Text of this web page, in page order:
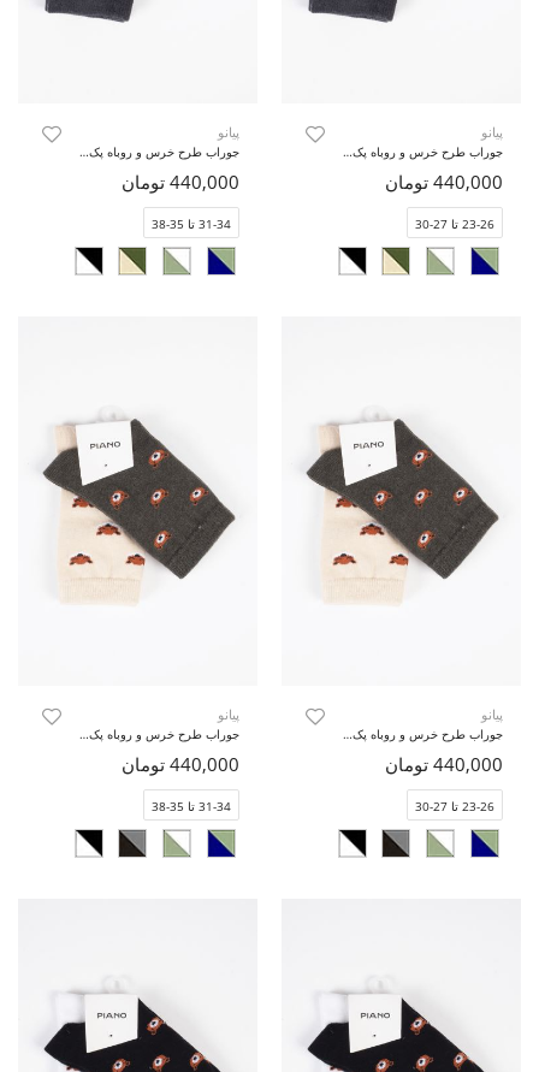
پیانو
جوراب طرح خرس و روباه پک دوتایی
440,000 تومان
23-26 تا 27-30
پیانو
جوراب طرح خرس و روباه پک دوتایی
440,000 تومان
31-34 تا 35-38
پیانو
جوراب طرح خرس و روباه پک دوتایی
440,000 تومان
23-26 تا 27-30
پیانو
جوراب طرح خرس و روباه پک دوتایی
440,000 تومان
31-34 تا 35-38